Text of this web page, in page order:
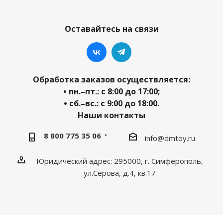
Оставайтесь на связи
Обработка заказов осуществляется:
• пн.–пт.: с 8:00 до 17:00;
• сб.–вс.: с 9:00 до 18:00.
Наши контакты
8 800 775 35 06 info@dmtoy.ru
Юридический адрес: 295000, г. Симферополь,
ул.Серова, д.4, кв.17